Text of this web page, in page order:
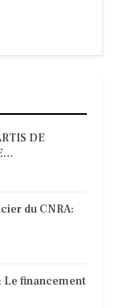
DE
du CNRA:
Le financement